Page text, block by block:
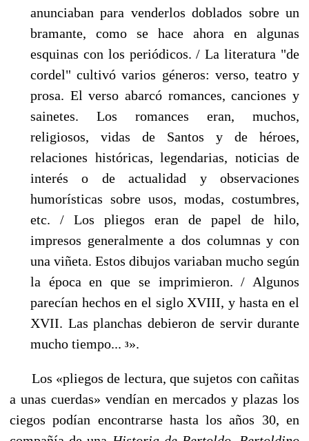
anunciaban para venderlos doblados sobre un
bramante, como se hace ahora en algunas
esquinas con los periódicos. / La literatura "de
cordel" cultivó varios géneros: verso, teatro y
prosa. El verso abarcó romances, canciones y
sainetes. Los romances eran, muchos,
religiosos, vidas de Santos y de héroes,
relaciones históricas, legendarias, noticias de
interés o de actualidad y observaciones
humorísticas sobre usos, modas, costumbres,
etc. / Los pliegos eran de papel de hilo,
impresos generalmente a dos columnas y con
una viñeta. Estos dibujos variaban mucho según
la época en que se imprimieron. / Algunos
parecían hechos en el siglo XVIII, y hasta en el
XVII. Las planchas debieron de servir durante
mucho tiempo... 3».
Los «pliegos de lectura, que sujetos con cañitas
a unas cuerdas» vendían en mercados y plazas los
ciegos podían encontrarse hasta los años 30, en